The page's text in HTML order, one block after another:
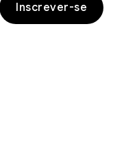
Inscrever-se